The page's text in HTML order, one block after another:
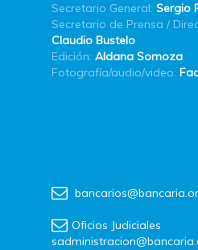
Secretario General: Sergio
Secretario de Prensa /
Claudio Bustelo
Edición: Aldana Somoza
Fotografía/audio/video:
Oficios Judiciales